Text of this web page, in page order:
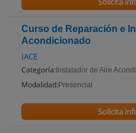
Curso de Reparación e
Acondicionado
IACE
Categoría: Instalador de Aire
Modalidad: Presencial
Solicita